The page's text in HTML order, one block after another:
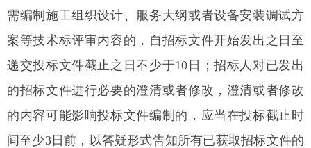
需编制施工组织设计、服务大纲或者设备安装调试方
案等技术标评审内容的，自招标文件开始发出之日至
递交投标文件截止之日不少于10日；招标人对已发出
的招标文件进行必要的澄清或者修改，澄清或者修改
的内容可能影响投标文件编制的，应当在投标截止时
间至少3日前，以答疑形式告知所有已获取招标文件的